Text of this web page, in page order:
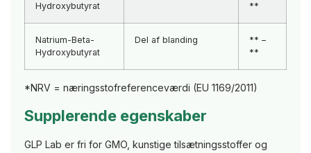
Hydroxybutyrat
**
Natrium-Beta-
Hydroxybutyrat
Del af blanding
** –
**
*NRV = næringsstofreferenceværdi (EU 1169/2011)
Supplerende egenskaber
GLP Lab er fri for GMO, kunstige tilsætningsstoffer og